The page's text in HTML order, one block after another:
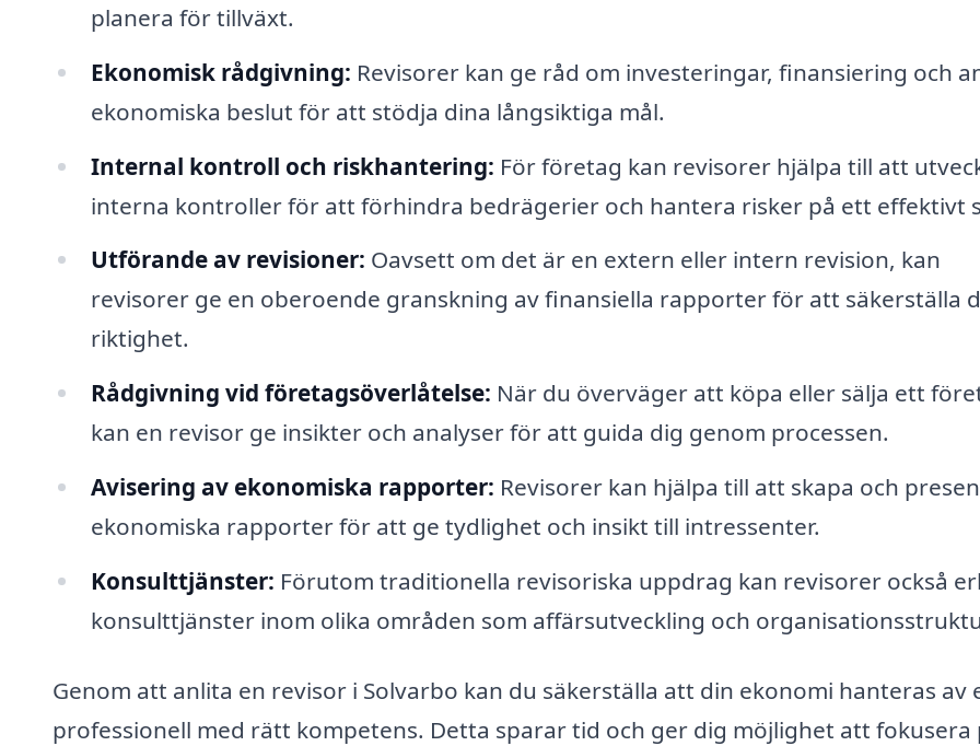
planera för tillväxt.
Ekonomisk rådgivning: Revisorer kan ge råd om investeringar, finansiering och
ekonomiska beslut för att stödja dina långsiktiga mål.
Internal kontroll och riskhantering: För företag kan revisorer hjälpa till att
interna kontroller för att förhindra bedrägerier och hantera risker på ett effektivt
Utförande av revisioner: Oavsett om det är en extern eller intern revision, kan
revisorer ge en oberoende granskning av finansiella rapporter för att säkerställa
riktighet.
Rådgivning vid företagsöverlåtelse: När du överväger att köpa eller sälja ett
kan en revisor ge insikter och analyser för att guida dig genom processen.
Avisering av ekonomiska rapporter: Revisorer kan hjälpa till att skapa och
ekonomiska rapporter för att ge tydlighet och insikt till intressenter.
Konsulttjänster: Förutom traditionella revisoriska uppdrag kan revisorer också
konsulttjänster inom olika områden som affärsutveckling och
Genom att anlita en revisor i Solvarbo kan du säkerställa att din ekonomi hanteras av
professionell med rätt kompetens. Detta sparar tid och ger dig möjlighet att fokusera